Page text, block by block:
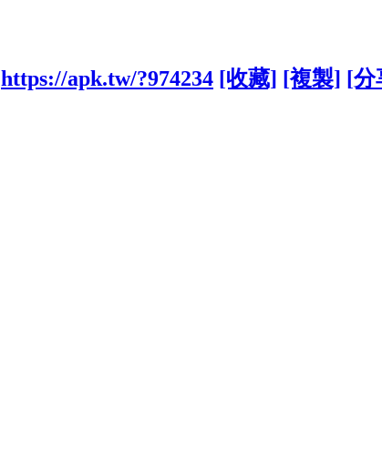
https://apk.tw/?974234 [收藏] [複製] [分